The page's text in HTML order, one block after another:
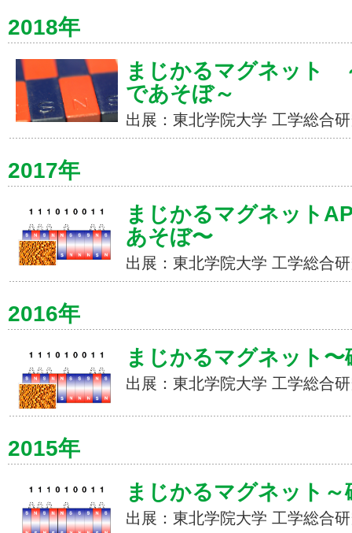
2018年
まじかるマグネット
であそぼ～
出展：東北学院大学 工学総合
2017年
まじかるマグネット
あそぼ〜
出展：東北学院大学 工学総合
2016年
まじかるマグネット
出展：東北学院大学 工学総合
2015年
まじかるマグネット
出展：東北学院大学 工学総合